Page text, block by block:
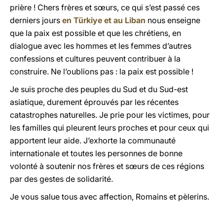
prière ! Chers frères et sœurs, ce qui s’est passé ces
derniers jours en Türkiye et au Liban nous enseigne
que la paix est possible et que les chrétiens, en
dialogue avec les hommes et les femmes d’autres
confessions et cultures peuvent contribuer à la
construire. Ne l’oublions pas : la paix est possible !
Je suis proche des peuples du Sud et du Sud-est
asiatique, durement éprouvés par les récentes
catastrophes naturelles. Je prie pour les victimes, pour
les familles qui pleurent leurs proches et pour ceux qui
apportent leur aide. J’exhorte la communauté
internationale et toutes les personnes de bonne
volonté à soutenir nos frères et sœurs de ces régions
par des gestes de solidarité.
Je vous salue tous avec affection, Romains et pèlerins.